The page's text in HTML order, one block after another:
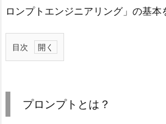
ロンプトエンジニアリング」の基本
目次
1.
ン
プロンプトとは？